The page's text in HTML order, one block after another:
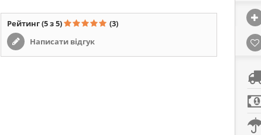
Рейтинг(5 з 5)
(3)
Написати відгук